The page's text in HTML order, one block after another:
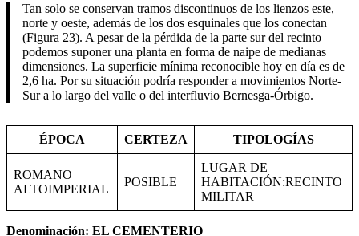
Tan solo se conservan tramos discontinuos de los lienzos este,
norte y oeste, además de los dos esquinales que los conectan
(Figura 23). A pesar de la pérdida de la parte sur del recinto
podemos suponer una planta en forma de naipe de medianas
dimensiones. La superficie mínima reconocible hoy en día es de
2,6 ha. Por su situación podría responder a movimientos Norte-
Sur a lo largo del valle o del interfluvio Bernesga-Órbigo.
ÉPOCA CERTEZA TIPOLOGÍAS
ROMANO
ALTOIMPERIAL
POSIBLE
LUGAR DE
HABITACIÓN:RECINTO
MILITAR
Denominación: EL CEMENTERIO